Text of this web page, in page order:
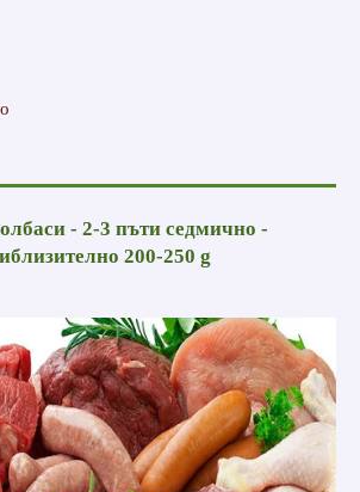
- 2-3 пъти седмично -
200-250 g